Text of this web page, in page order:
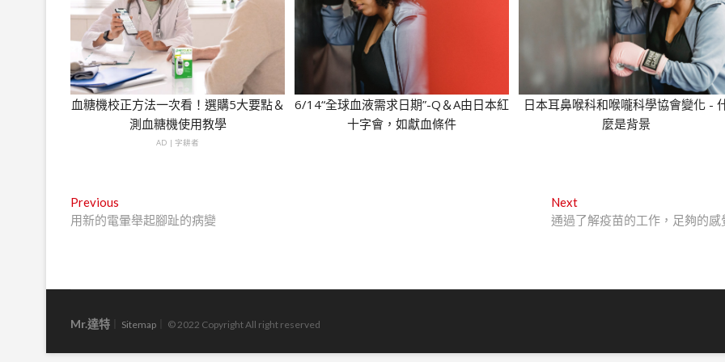
血糖機校正方法一次看！選購5大要點＆
測血糖機使用教學
AD | 字耕者
6/14“全球血液需求日期”-Q＆A由日本紅
十字會，如獻血條件
日本耳鼻喉科和喉嚨科學協會變化 -
麼是背景
文
章
覽
Previous
post:
用新的電暈舉起腳趾的病變
NextNext
post:
通過了解疫苗的工作，足夠的感
Mr.達特 Sitemap ｜ © 2022 Copyright All right reserved